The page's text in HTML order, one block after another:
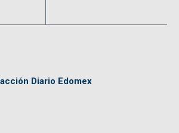
Diario Edomex